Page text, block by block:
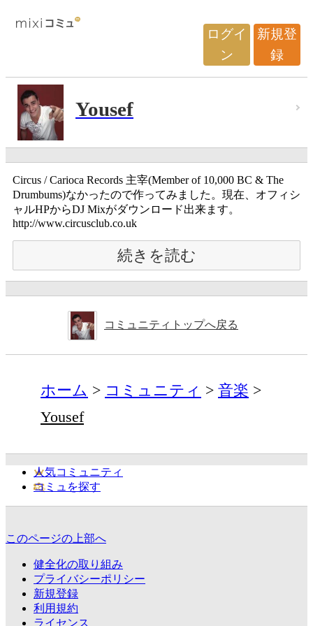
ログイ
ン
新規登
録
Yousef
Circus / Carioca Records 主宰(Member of 10,000 BC & The
Drumbums)なかったので作ってみました。現在、オフィシ
ャルHPからDJ Mixがダウンロード出来ます。
http://www.circusclub.co.uk
続きを読む
コミュニティトップへ戻る
ホーム コミュニティ
音楽
Yousef
人気コミュニティ
コミュを探す
このページの上部へ
健全化の取り組み
プライバシーポリシー
新規登録
利用規約
ライセンス